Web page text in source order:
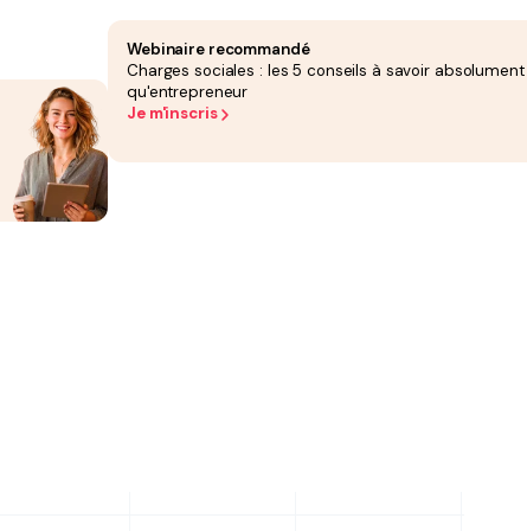
Webinaire recommandé
Charges sociales : les 5 conseils à savoir
qu'entrepreneur
Je m'inscris
Conseil
personnalisé sur le
choix de la forme
juridique
Oui (legaltech Non 5/5